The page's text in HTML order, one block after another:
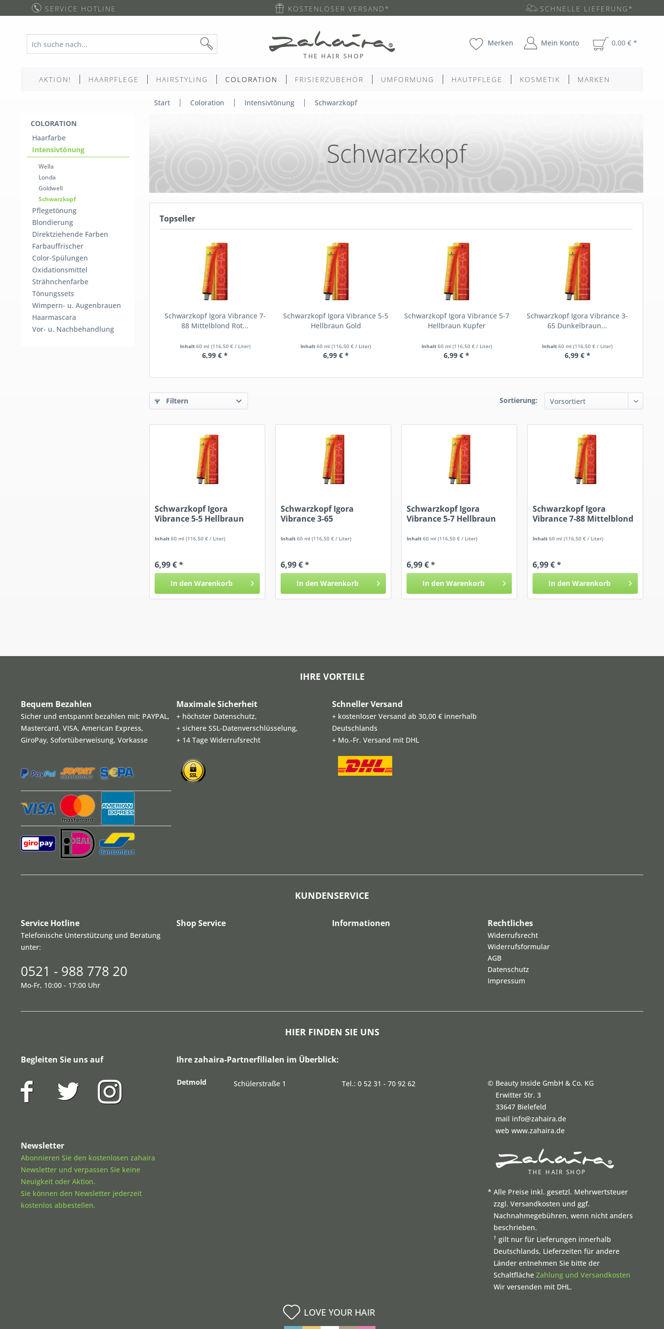
SERVICE HOTLINE KOSTENLOSER VERSAND* SCHNELLE LIEFERUNG*
Merken Mein Konto 0,00 € *
AKTION! HAARPFLEGE HAIRSTYLING COLORATION FRISIERZUBEHÖR UMFORMUNG HAUTPFLEGE KOSMETIK MARKEN
COLORATION
Haarfarbe
Intensivtönung
Wella
Londa
Goldwell
Schwarzkopf
Pflegetönung
Blondierung
Direktziehende Farben
Farbauffrischer
Color-Spülungen
Oxidationsmittel
Strähnchenfarbe
Tönungssets
Wimpern- u. Augenbrauen
Haarmascara
Vor- u. Nachbehandlung
Start Coloration Intensivtönung Schwarzkopf
Schwarzkopf
Topseller
Schwarzkopf Igora Vibrance 7-
88 Mittelblond Rot...
Inhalt 60 ml (116,50 € / Liter)
6,99 € *
Schwarzkopf Igora Vibrance 5-5
Hellbraun Gold
Inhalt60 ml(116,50 € / Liter)
6,99 € *
Schwarzkopf Igora Vibrance 5-7
Hellbraun Kupfer
Inhalt 60 ml (116,50 € / Liter)
6,99 € *
Schwarzkopf Igora Vibrance 3-
65 Dunkelbraun...
Inhalt60 ml(116,50 € / Liter)
6,99 € *
Filtern Sortierung:
Schwarzkopf Igora
Vibrance 5-5 Hellbraun
Inhalt60 ml(116,50 € / Liter)
6,99 € *
In den Warenkorb
Schwarzkopf Igora
Vibrance 3-65
Inhalt60 ml(116,50 € / Liter)
6,99 € *
In den Warenkorb
Schwarzkopf Igora
Vibrance 5-7 Hellbraun
Inhalt60 ml(116,50 € / Liter)
6,99 € *
In den Warenkorb
Schwarzkopf Igora
Vibrance 7-88 Mittelblond
Inhalt60 ml(116,50 € / Liter)
6,99 € *
In den Warenkorb
IHRE VORTEILE
Bequem Bezahlen
Sicher und entspannt bezahlen mit: PAYPAL,
Mastercard, VISA, American Express,
GiroPay, Sofortüberweisung, Vorkasse
Maximale Sicherheit
+ höchster Datenschutz,
+ sichere SSL-Datenverschlüsselung,
+ 14 Tage Widerrufsrecht
Schneller Versand
+ kostenloser Versand ab 30,00 € innerhalb
Deutschlands
+ Mo.-Fr. Versand mit DHL
KUNDENSERVICE
Service Hotline
Telefonische Unterstützung und Beratung
unter:
0521 - 988 778 20
Mo-Fr, 10:00 - 17:00 Uhr
Shop Service Informationen Rechtliches
Widerrufsrecht
Widerrufsformular
AGB
Datenschutz
Impressum
HIER FINDEN SIE UNS
Begleiten Sie uns auf
Newsletter
Abonnieren Sie den kostenlosen zahaira
Newsletter und verpassen Sie keine
Neuigkeit oder Aktion.
Sie können den Newsletter jederzeit
kostenlos abbestellen.
Ihre zahaira-Partnerfilialen im Überblick:
Detmold Schülerstraße 1 Tel.: 0 52 31 - 70 92 62 © Beauty Inside GmbH & Co. KG
Erwitter Str. 3
33647 Bielefeld
mail info@zahaira.de
web www.zahaira.de
* Alle Preise inkl. gesetzl. Mehrwertsteuer
zzgl. Versandkosten und ggf.
Nachnahmegebühren, wenn nicht anders
beschrieben.
† gilt nur für Lieferungen innerhalb
Deutschlands, Lieferzeiten für andere
Länder entnehmen Sie bitte der
Schaltfläche Zahlung und Versandkosten
Wir versenden mit DHL.
LOVE YOUR HAIR